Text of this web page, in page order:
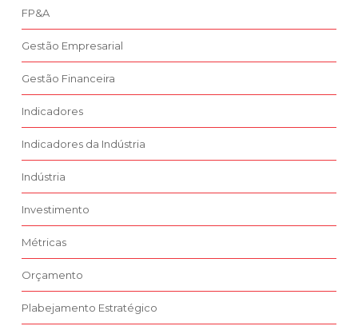
FP&A
Gestão Empresarial
Gestão Financeira
Indicadores
Indicadores da Indústria
Indústria
Investimento
Métricas
Orçamento
Plabejamento Estratégico